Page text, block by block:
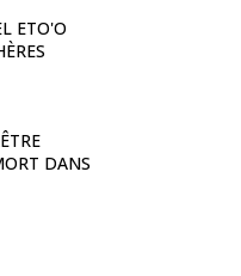
ETO'O
DANS